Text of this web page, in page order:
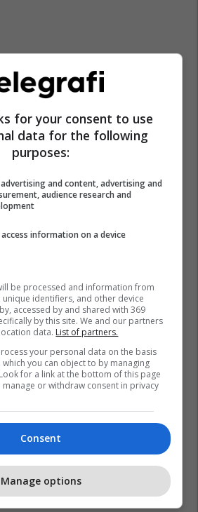
Gordana Siljanovska-Davkova
for your consent to use
data for the following
purposes:
and content, advertising and
audience research and
information on a device
be processed and information from
identifiers, and other device
accessed by and shared with 369
by this site. We and our partners
data. List of partners.
your personal data on the basis
you can object to by managing
for a link at the bottom of this page
or withdraw consent in privacy
Consent
Manage options